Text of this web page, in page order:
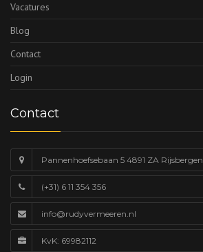
Vacatures
Blog
Contact
Login
Contact
Pannenhoefsebaan 5 4891 ZA Rijsbergen
(+31) 6 11 354 356
info@rudyvermeeren.nl
KvK: 69982112